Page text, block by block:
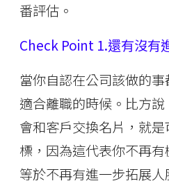
番評估。
Check Point 1.還有沒有
當你自認在公司該做的
適合離職的時候。比方
會和客戶交換名片，就
標，因為這代表你不再
等於不再有進一步拓展人